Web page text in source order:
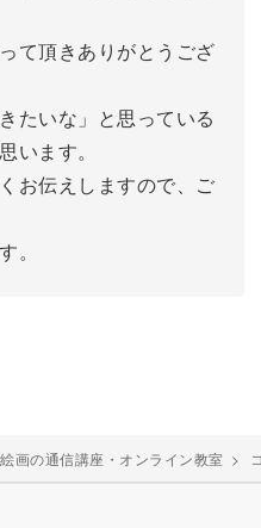
て頂きありがとうござ
たいな」と思っている
います。
お伝えしますので、ご
。
画の通信講座・オンライン教室 >